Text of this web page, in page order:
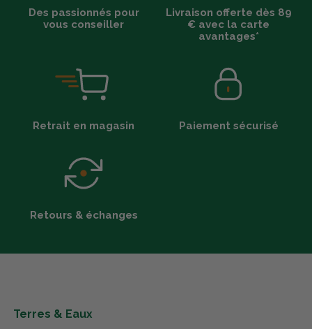
Des passionnés pour
vous conseiller
Livraison offerte dès 89
€ avec la carte
avantages*
Retrait en magasin Paiement sécurisé
Retours & échanges
Terres & Eaux